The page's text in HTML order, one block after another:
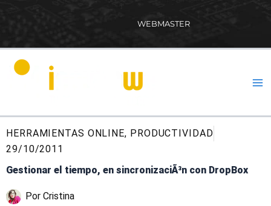
WEBMASTER
HERRAMIENTAS ONLINE, PRODUCTIVIDAD
29/10/2011
Gestionar el tiempo, en sincronizaciÃ³n con DropBox
Por Cristina